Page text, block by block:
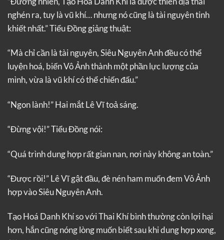
nghén ra, tuy là vũ khí… nhưng nó cũng là tài nguyên tinh
khiết nhất.” Tiểu Đồng giảng thuật:
“Mà chỉ cần là tài nguyên, Siêu Nguyên Anh đều có thể
luyện hoá, biến Vô Ảnh thành một phần lực lượng của
mình, vừa là vũ khí có thể chiến đấu.”
“Ngon lành!” Hai mắt Lê Vĩ toả sáng.
“Đừng vội!” Tiểu Đồng nói:
“Quá trình dung hợp rất gian nan, nơi này không an toàn.”
“Được rồi!” Lê Vĩ gật đầu, đè nén ham muốn đem Vô Ảnh
hợp vào Siêu Nguyên Anh.
Tạo Hoá Danh Khí so với Thai Khí bình thường còn lợi hại
hơn, hắn cũng nóng lòng muốn biết sau khi dung hợp xong,